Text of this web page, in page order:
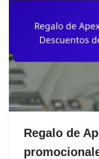
Regalo de